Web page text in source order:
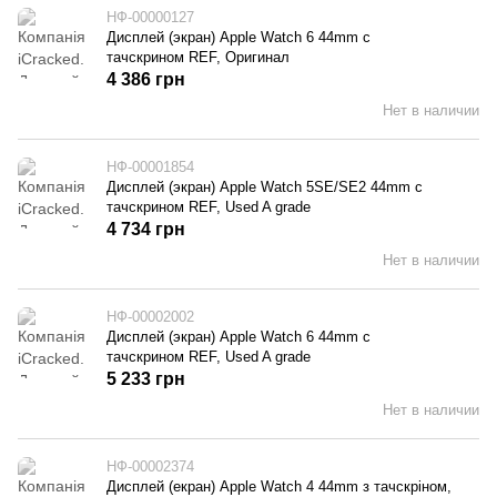
НФ-00000127
Дисплей (экран) Apple Watch 6 44mm с
тачскрином REF, Оригинал
Нет в наличии
4 386 грн
НФ-00001854
Дисплей (экран) Apple Watch 5SE/SE2 44mm с
тачскрином REF, Used A grade
Нет в наличии
4 734 грн
НФ-00002002
Дисплей (экран) Apple Watch 6 44mm с
тачскрином REF, Used A grade
Нет в наличии
5 233 грн
НФ-00002374
Дисплей (екран) Apple Watch 4 44mm з тачскріном,